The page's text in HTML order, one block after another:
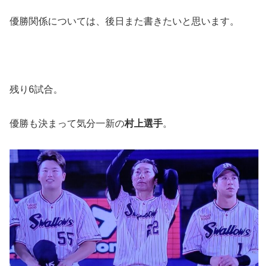
優勝関係については、後日また書きたいと思います。
残り6試合。
優勝も決まって気分一新の村上選手。